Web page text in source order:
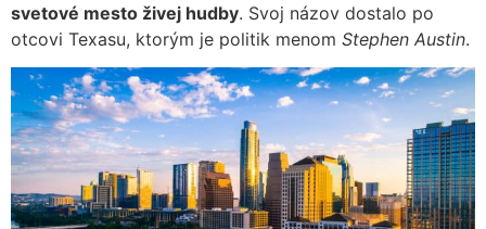
svetové mesto živej hudby. Svoj názov dostalo po
otcovi Texasu, ktorým je politik menom Stephen Austin.